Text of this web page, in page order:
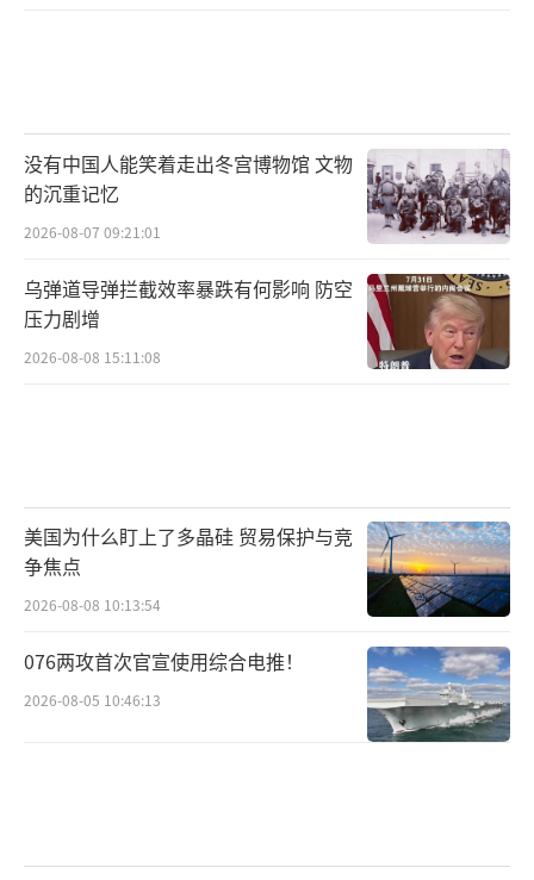
没有中国人能笑着走出冬宫博物馆 文物
的沉重记忆
2026-08-07 09:21:01
乌弹道导弹拦截效率暴跌有何影响 防空
压力剧增
2026-08-08 15:11:08
美国为什么盯上了多晶硅 贸易保护与竞
争焦点
2026-08-08 10:13:54
076两攻首次官宣使用综合电推！
2026-08-05 10:46:13